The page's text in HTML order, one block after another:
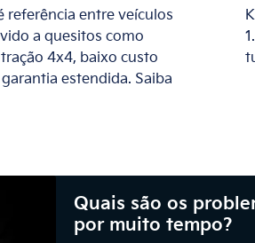
referência entre veículos
a quesitos como
4x4, baixo custo
estendida. Saiba
Quais são os
por muito tempo?